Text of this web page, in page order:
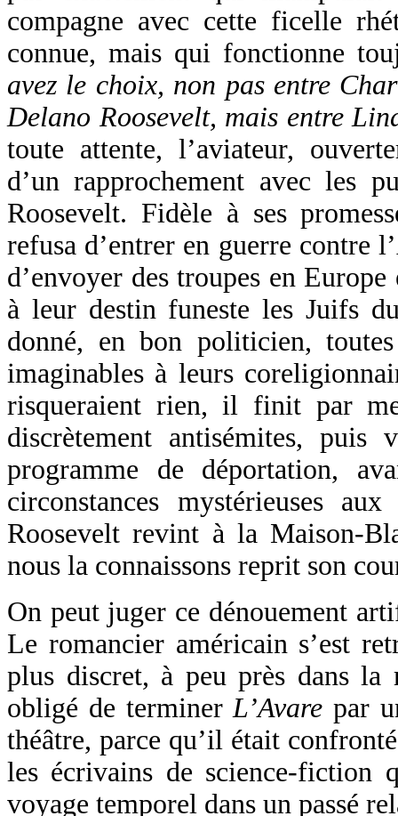
compagne avec cette ficelle
connue, mais qui fonctionne
avez le choix, non pas entre
Delano Roosevelt, mais entre
toute attente, l’aviateur,
d’un rapprochement avec les
Roosevelt. Fidèle à ses
refusa d’entrer en guerre contre
d’envoyer des troupes en
à leur destin funeste les Juifs
donné, en bon politicien,
imaginables à leurs
risqueraient rien, il finit par
discrètement antisémites,
programme de déportation,
circonstances mystérieuses
Roosevelt revint à la Maison-
nous la connaissons reprit son
On peut juger ce dénouement
Le romancier américain s’est
plus discret, à peu près dans
obligé de terminer L’Avare par
théâtre, parce qu’il était
les écrivains de science-fiction
voyage temporel dans un passé